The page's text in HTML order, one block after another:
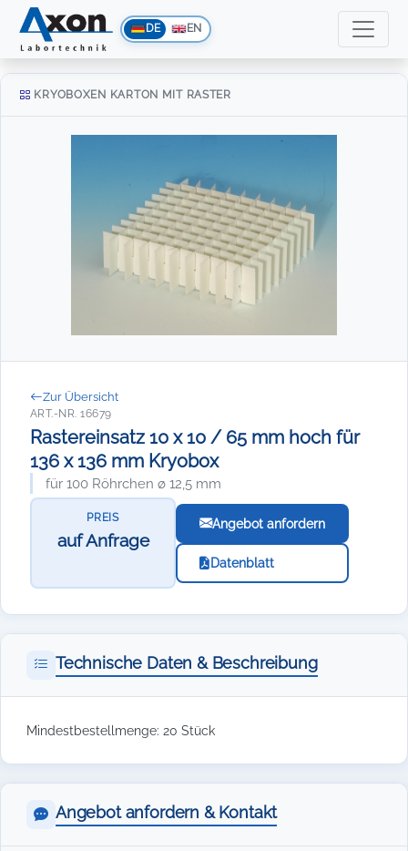
DE EN
KRYOBOXEN KARTON MIT RASTER
Zur Übersicht
ART.-NR. 16679
Rastereinsatz 10 x 10 / 65 mm hoch für
136 x 136 mm Kryobox
für 100 Röhrchen ø 12,5 mm
PREIS
auf Anfrage
Angebot anfordern
Datenblatt
Technische Daten & Beschreibung
Mindestbestellmenge: 20 Stück
Angebot anfordern & Kontakt